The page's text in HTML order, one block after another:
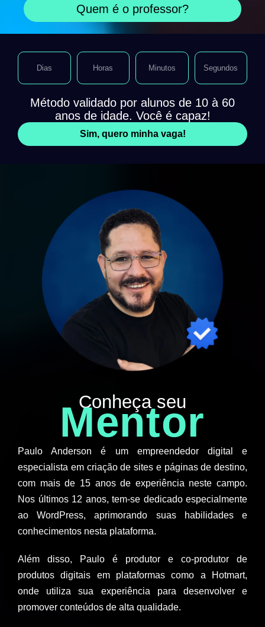
Quem é o professor?
Método validado por alunos de 10 à 60
anos de idade. Você é capaz!
Sim, quero minha vaga!
Dias Horas Minutos Segundos
Conheça seu
Mentor
Paulo Anderson é um empreendedor digital e
especialista em criação de sites e páginas de destino,
com mais de 15 anos de experiência neste campo.
Nos últimos 12 anos, tem-se dedicado especialmente
ao WordPress, aprimorando suas habilidades e
conhecimentos nesta plataforma.
Além disso, Paulo é produtor e co-produtor de
produtos digitais em plataformas como a Hotmart,
onde utiliza sua experiência para desenvolver e
promover conteúdos de alta qualidade.